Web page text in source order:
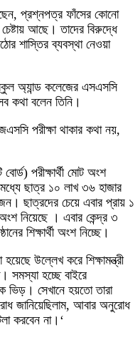
প্রশ্নপত্র ফাঁসের কোনো
আছে। তাদের বিরুদ্ধে
শাস্তির ব্যবস্থা নেওয়া
অ্যান্ড কলেজের এসএসসি
কথা বলেন তিনি।
পরীক্ষা থাকার কথা নয়,
বোর্ড) পরীক্ষার্থী মোট অংশ
ছাত্র ১০ লাখ ৩৬ হাজার
ছাত্রদের চেয়ে এবার প্রায় ১
নিয়েছে । এবার কেন্দ্র ৩
শিক্ষার্থী অংশ নিচ্ছে।
হয়েছে উল্লেখ করে শিক্ষামন্ত্রী
সমস্যা হচ্ছে বাইরে
ভিড়। সেখানে হয়তো তারা
জানিয়েছিলাম, আবার অনুরোধ
করবেন না।‘